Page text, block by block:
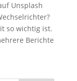
Unsplash
so wichtig ist.
Berichte